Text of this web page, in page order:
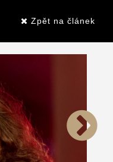
Zpět na článek